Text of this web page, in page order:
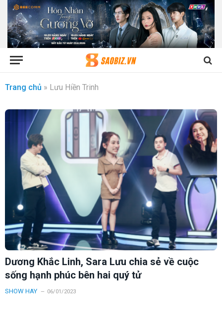
Trang chủ » Lưu Hiền Trinh
Dương Khắc Linh, Sara Lưu chia sẻ về cuộc
sống hạnh phúc bên hai quý tử
SHOW HAY 06/01/2023